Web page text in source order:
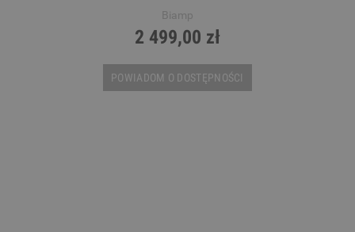
Biamp
2 499,00 zł
POWIADOM O DOSTĘPNOŚCI